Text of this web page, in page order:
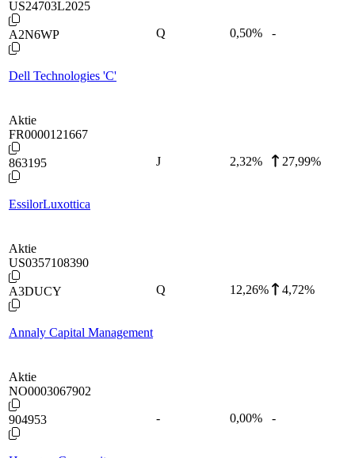
US24703L2025
A2N6WP
Dell Technologies 'C'
Q 0,50% -
Aktie
FR0000121667
863195
EssilorLuxottica
J 2,32% 27,99%
Aktie
US0357108390
A3DUCY
Annaly Capital Management
Q 12,26% 4,72%
Aktie
NO0003067902
904953 - 0,00% -